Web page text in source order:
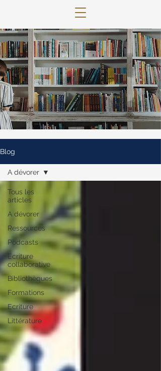
© 2022 Lettres Infuses Proudly created
with Wix.com
Blog
Tous les
articles
A dévorer
Ressources
Podcasts
Ecriture
collaborative
Bibliothèques
Formations
Ecriture
Littérature
A dévorer